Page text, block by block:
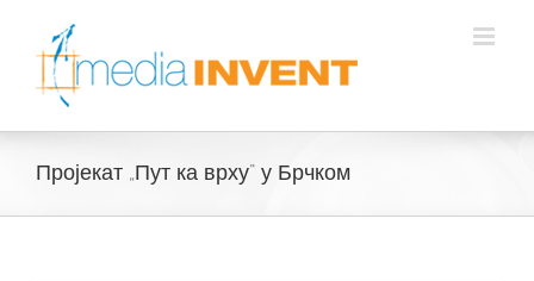
content
Пројекат „Пут ка врху“ у Брчком